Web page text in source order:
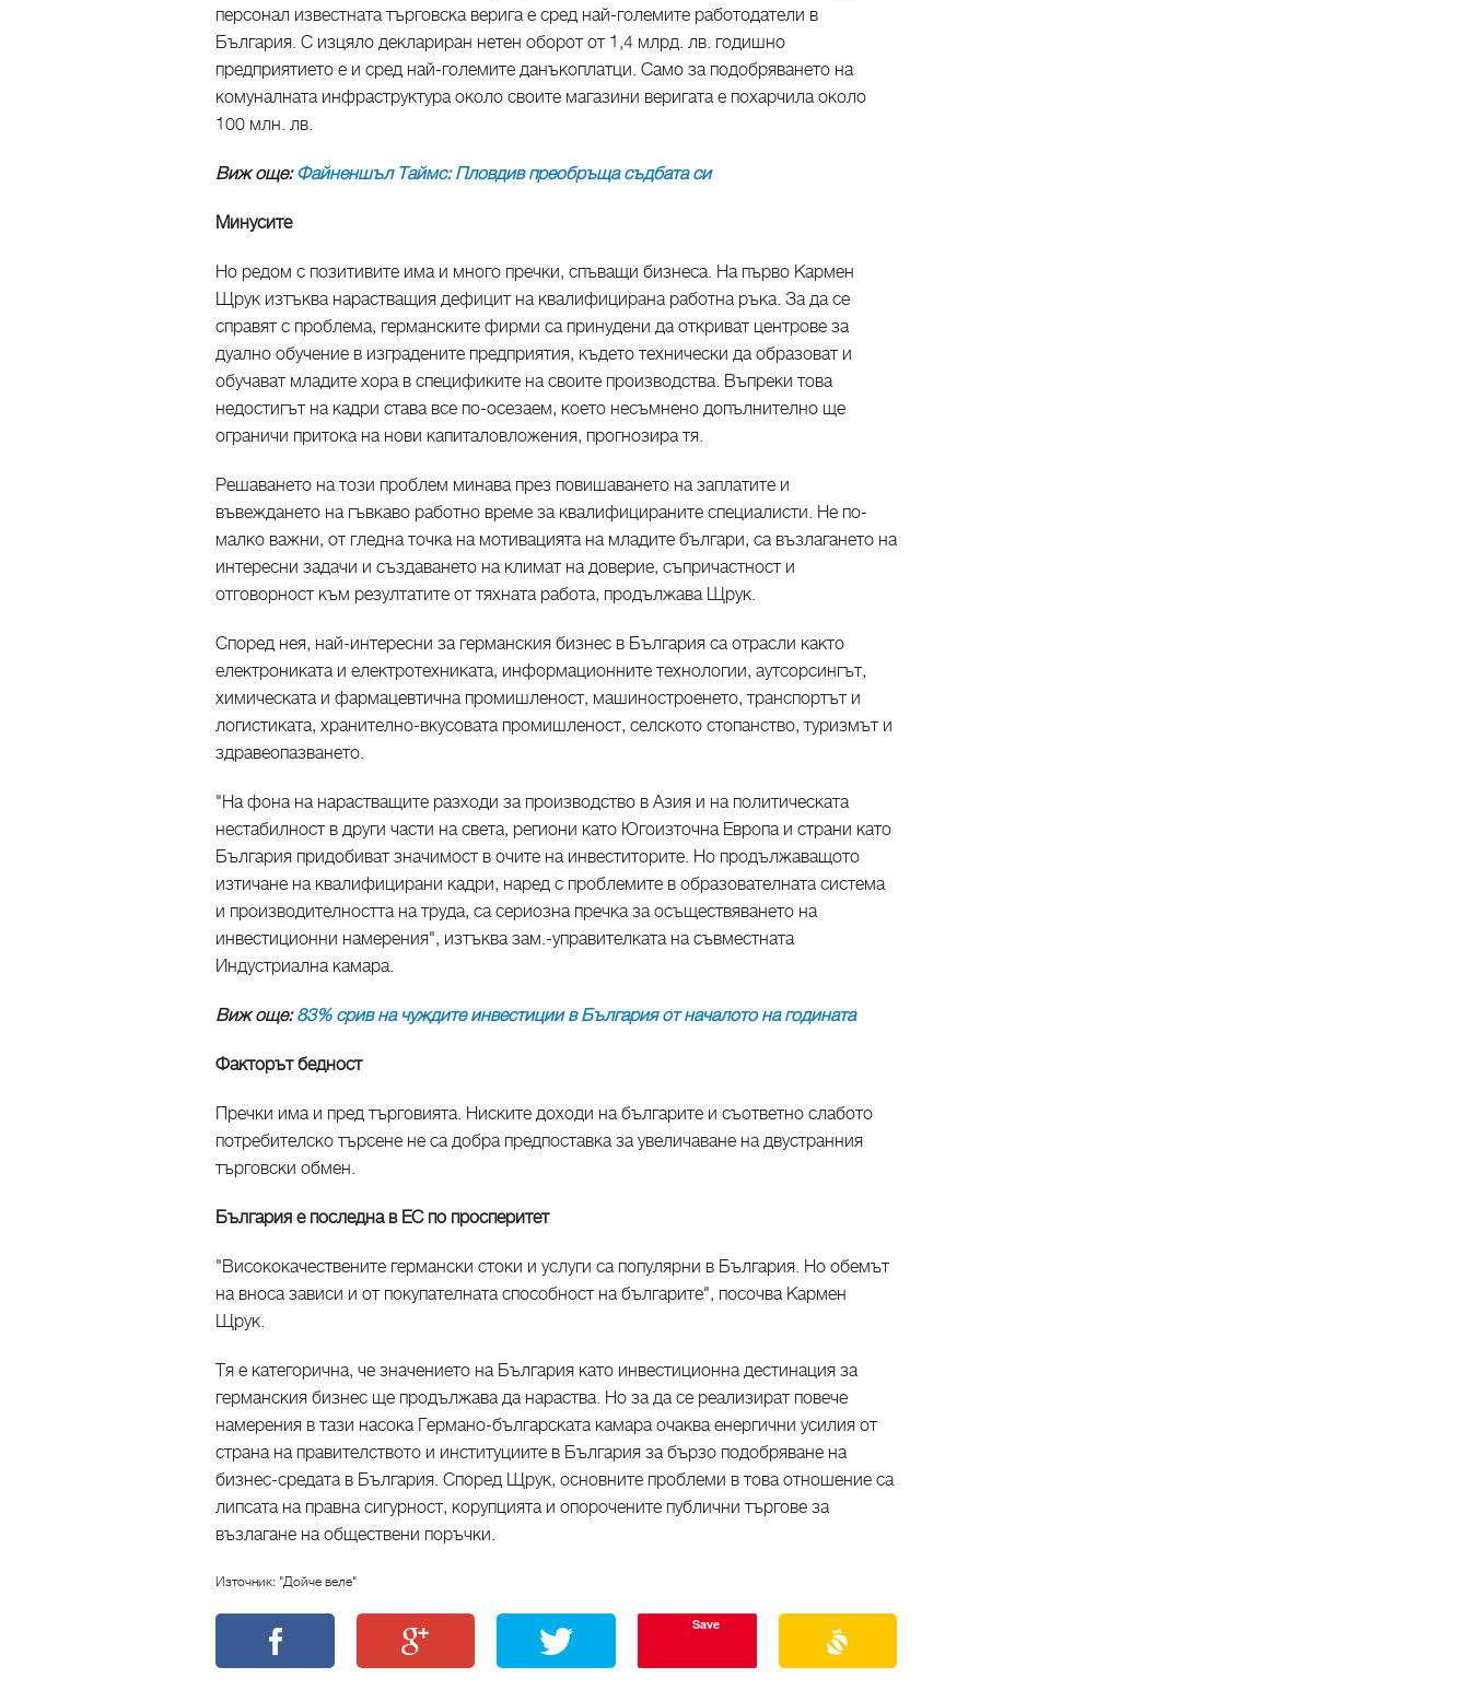
персонал известната търговска верига е сред най-големите работодатели в
България. С изцяло деклариран нетен оборот от 1,4 млрд. лв. годишно
предприятието е и сред най-големите данъкоплатци. Само за подобряването на
комуналната инфраструктура около своите магазини веригата е похарчила около
100 млн. лв.
Виж още:Файненшъл Таймс: Пловдив преобръща съдбата си
Минусите
Но редом с позитивите има и много пречки, спъващи бизнеса. На първо Кармен
Щрук изтъква нарастващия дефицит на квалифицирана работна ръка. За да се
справят с проблема, германските фирми са принудени да откриват центрове за
дуално обучение в изградените предприятия, където технически да образоват и
обучават младите хора в спецификите на своите производства. Въпреки това
недостигът на кадри става все по-осезаем, което несъмнено допълнително ще
ограничи притока на нови капиталовложения, прогнозира тя.
Решаването на този проблем минава през повишаването на заплатите и
въвеждането на гъвкаво работно време за квалифицираните специалисти. Не по-
малко важни, от гледна точка на мотивацията на младите българи, са възлагането на
интересни задачи и създаването на климат на доверие, съпричастност и
отговорност към резултатите от тяхната работа, продължава Щрук.
Според нея, най-интересни за германския бизнес в България са отрасли както
електрониката и електротехниката, информационните технологии, аутсорсингът,
химическата и фармацевтична промишленост, машиностроенето, транспортът и
логистиката, хранително-вкусовата промишленост, селското стопанство, туризмът и
здравеопазването.
"На фона на нарастващите разходи за производство в Азия и на политическата
нестабилност в други части на света, региони като Югоизточна Европа и страни като
България придобиват значимост в очите на инвеститорите. Но продължаващото
изтичане на квалифицирани кадри, наред с проблемите в образователната система
и производителността на труда, са сериозна пречка за осъществяването на
инвестиционни намерения", изтъква зам.-управителката на съвместната
Индустриална камара.
Виж още:83% срив на чуждите инвестиции в България от началото на годината
Факторът бедност
Пречки има и пред търговията. Ниските доходи на българите и съответно слабото
потребителско търсене не са добра предпоставка за увеличаване на двустранния
търговски обмен.
България е последна в ЕС по просперитет
"Висококачествените германски стоки и услуги са популярни в България. Но обемът
на вноса зависи и от покупателната способност на българите", посочва Кармен
Щрук.
Тя е категорична, че значението на България като инвестиционна дестинация за
германския бизнес ще продължава да нараства. Но за да се реализират повече
намерения в тази насока Германо-българската камара очаква енергични усилия от
страна на правителството и институциите в България за бързо подобряване на
бизнес-средата в България. Според Щрук, основните проблеми в това отношение са
липсата на правна сигурност, корупцията и опорочените публични търгове за
възлагане на обществени поръчки.
Източник: "Дойче веле"
Save